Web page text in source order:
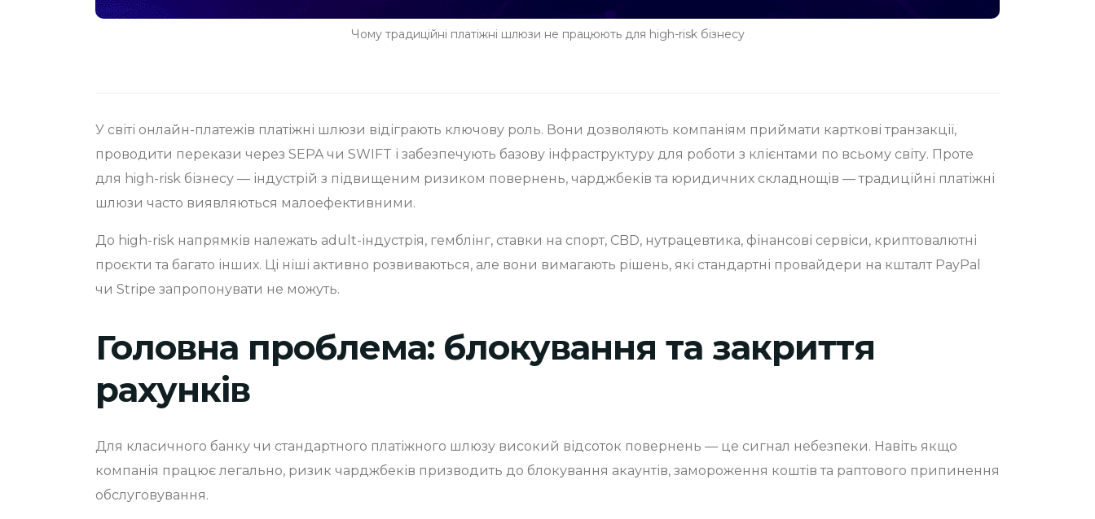
Чому традиційні платіжні шлюзи не працюють для high-risk бізнесу
У світі онлайн-платежів платіжні шлюзи відіграють ключову роль. Вони дозволяють компаніям приймати карткові транзакції,
проводити перекази через SEPA чи SWIFT і забезпечують базову інфраструктуру для роботи з клієнтами по всьому світу. Проте
для high-risk бізнесу — індустрій з підвищеним ризиком повернень, чарджбеків та юридичних складнощів — традиційні платіжні
шлюзи часто виявляються малоефективними.
До high-risk напрямків належать adult-індустрія, гемблінг, ставки на спорт, CBD, нутрацевтика, фінансові сервіси, криптовалютні
проєкти та багато інших. Ці ніші активно розвиваються, але вони вимагають рішень, які стандартні провайдери на кшталт PayPal
чи Stripe запропонувати не можуть.
Головна проблема: блокування та закриття
рахунків
Для класичного банку чи стандартного платіжного шлюзу високий відсоток повернень — це сигнал небезпеки. Навіть якщо
компанія працює легально, ризик чарджбеків призводить до блокування акаунтів, замороження коштів та раптового припинення
обслуговування.